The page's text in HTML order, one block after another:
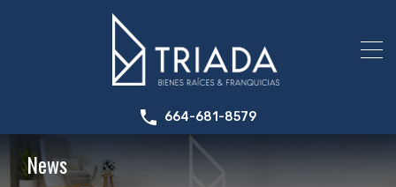
664-681-8579
News